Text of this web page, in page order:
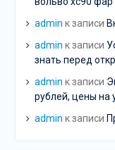
admin к записи
admin к записи
знать перед
admin к записи
рублей, цены на
admin к записи